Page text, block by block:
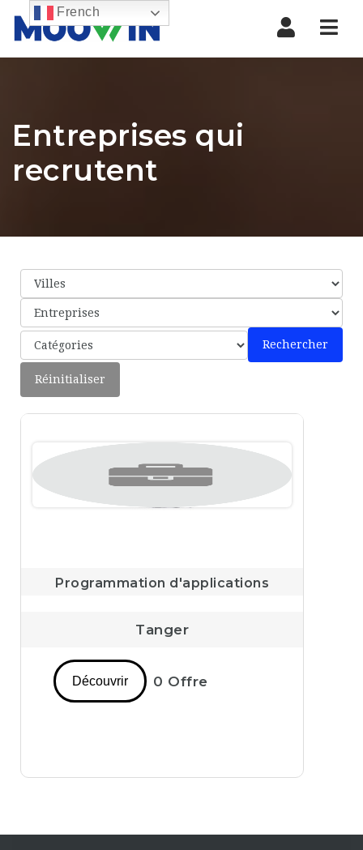
Entreprises qui
recrutent
Rechercher
Réinitialiser
Programmation d'applications
Tanger
Découvrir 0 Offre
French